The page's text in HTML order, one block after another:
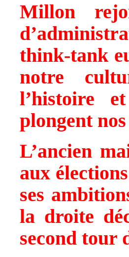
Millon
think-tank
notre
l’histoire
plongent
L’ancien
aux
ses
la droite
second tour